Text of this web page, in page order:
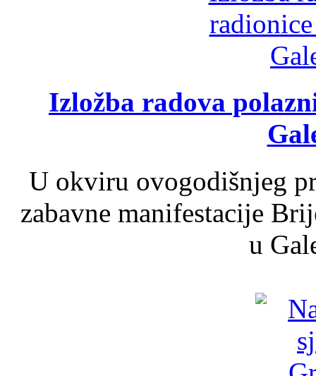
Izložba radova
U okviru ovogodišnjeg
zabavne manifestacije
u